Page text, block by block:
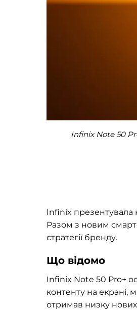
Infinix Note 50
Infinix презентувала
Разом з новим
стратегії бренду.
Що відомо
Infinix Note 50 Pro+
контенту на екрані,
отримав низку нових